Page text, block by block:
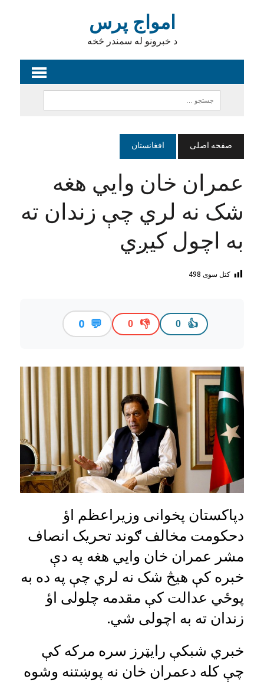
امواج پرس
د خبرونو له سمندر څخه
صفحه اصلی افغانستان
عمران خان وایي هغه
شک نه لري چې زندان ته
به اچول کیږي
کتل سوی 498
👍
0
👎
0
💬
0
دپاکستان پخوانی وزیراعظم اؤ
دحکومت مخالف ګوند تحریک انصاف
مشر عمران خان وایي هغه په دې
خبره کې هیڅ شک نه لري چې په ده به
پوځي عدالت کې مقدمه چلولی اؤ
زندان ته به اچولی شي.
خبري شبکې رایټرز سره مرکه کې
چې کله دعمران خان نه پوښتنه وشوه